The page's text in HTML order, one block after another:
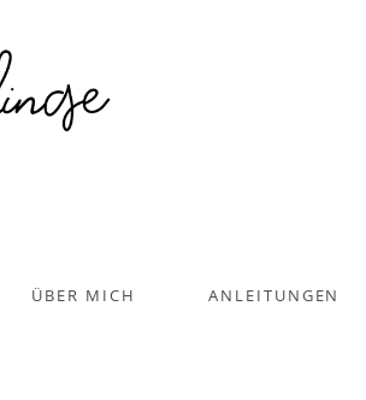
ÜBER MICH ANLEITUNGEN